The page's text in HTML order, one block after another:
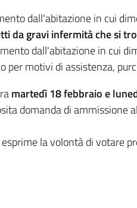
dall'abitazione in cui
da gravi infermità che si
dall'abitazione in cui
motivi di assistenza,
martedì 18 febbraio e
domanda di ammissione
la volontà di votare